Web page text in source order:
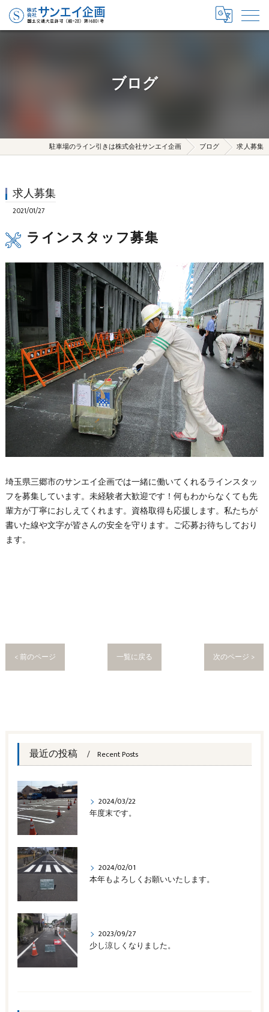
ブログ
駐車場のライン引きは株式会社サンエイ企画 ブログ 求人募集
求人募集
2021/01/27
ラインスタッフ募集
埼玉県三郷市のサンエイ企画では一緒に働いてくれるラインスタッ
フを募集しています。未経験者大歓迎です！何もわからなくても先
輩方が丁寧におしえてくれます。資格取得も応援します。私たちが
書いた線や文字が皆さんの安全を守ります。ご応募お待ちしており
ます。
< 前のページ 一覧に戻る 次のページ >
最近の投稿 Recent Posts
2024/03/22
年度末です。
2024/02/01
本年もよろしくお願いいたします。
2023/09/27
少し涼しくなりました。